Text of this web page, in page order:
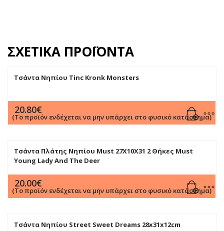
ΣΧΕΤΙΚΆ ΠΡΟΪΌΝΤΑ
Τσάντα Νηπίου Tinc Kronk Monsters
20.80€
(Το προϊόν ενδέχεται να μην υπάρχει στο φυσικό κατάστημα)
Τσάντα Πλάτης Νηπίου Must 27X10X31 2 Θήκες Must
Young Lady And The Deer
20.00€
(Το προϊόν ενδέχεται να μην υπάρχει στο φυσικό κατάστημα)
Τσάντα Νηπίου Street Sweet Dreams 28x31x12cm